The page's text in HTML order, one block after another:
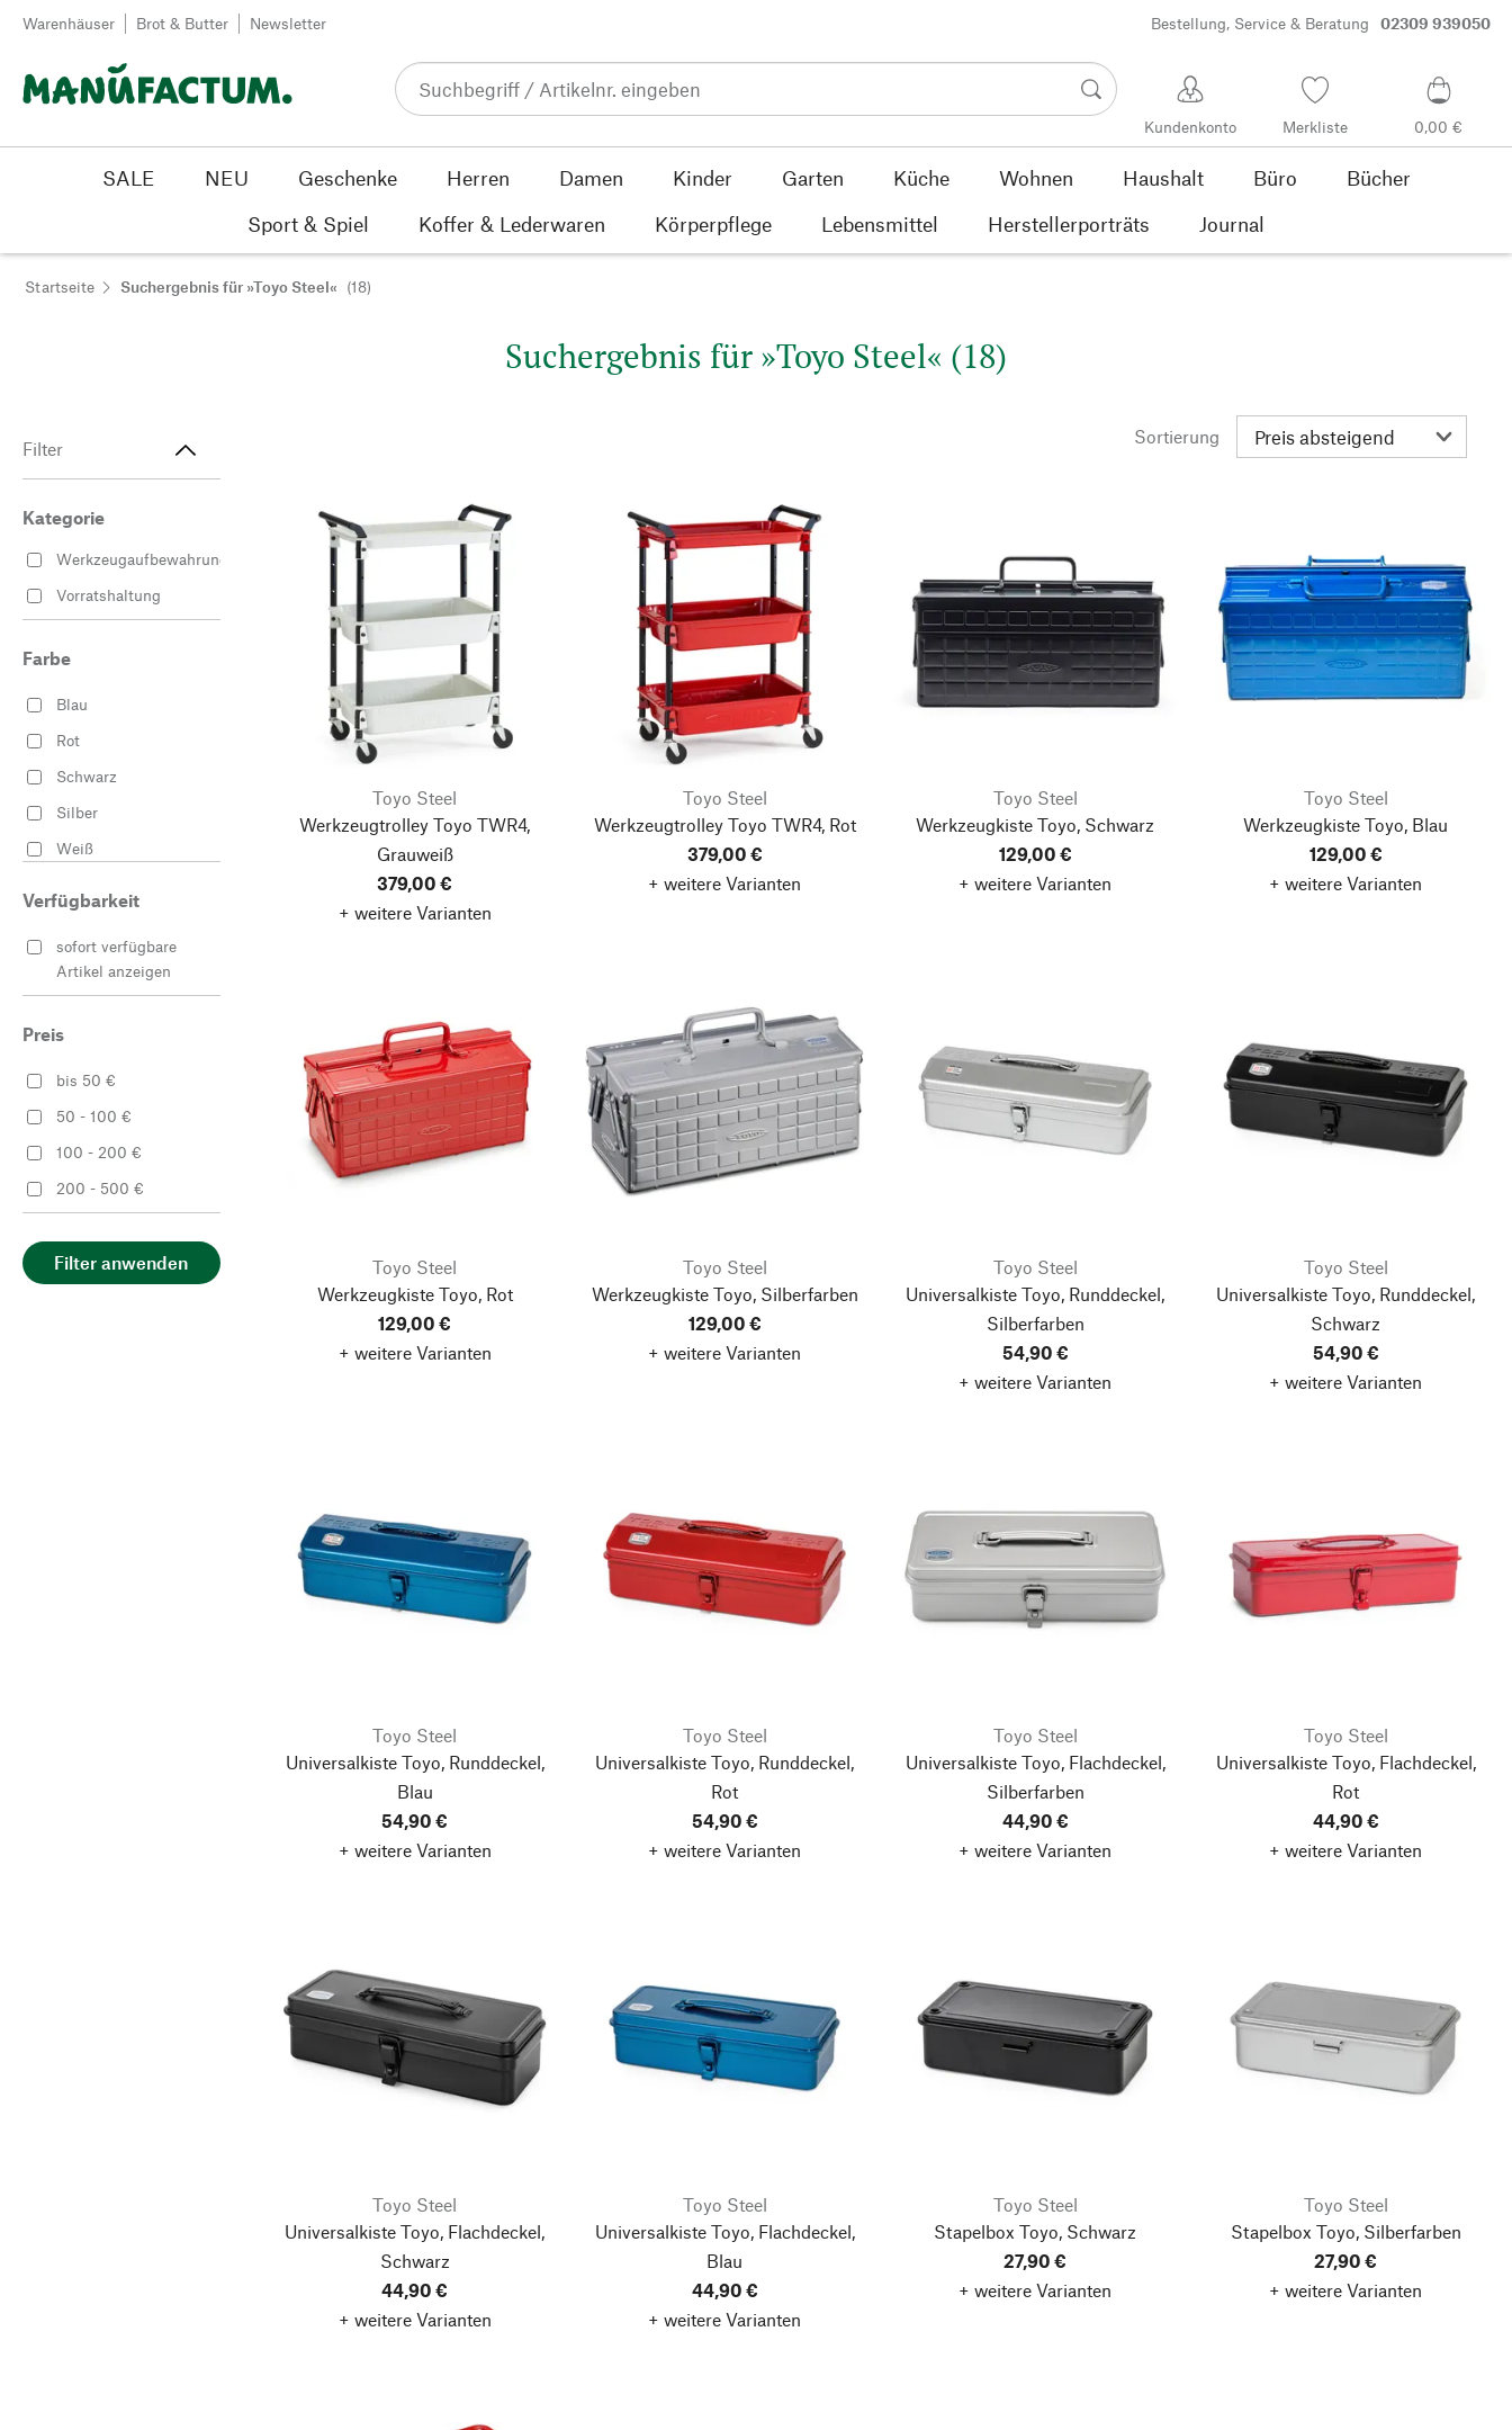
Zum Inhalt springen
Warenhäuser Brot & Butter Newsletter Bestellung, Service & Beratung 02309 939050
Kundenkonto Merkliste 0,00 €
SALE NEU Geschenke Herren Damen Kinder Garten Küche Wohnen Haushalt Büro
Bücher
Sport & Spiel
Koffer & Lederwaren Körperpflege Lebensmittel Herstellerporträts Journal
Startseite Suchergebnis für »Toyo Steel« (18)
Suchergebnis für »Toyo Steel« (18)
Filter
Kategorie
Werkzeugaufbewahrung
Vorratshaltung
Farbe
Blau
Rot
Schwarz
Silber
Weiß
Verfügbarkeit
sofort verfügbare
Artikel anzeigen
Preis
bis 50 €
50 - 100 €
100 - 200 €
200 - 500 €
Filter anwenden
Sortierung
Toyo Steel
Werkzeugtrolley Toyo TWR4,
Grauweiß
379,00 €
+ weitere Varianten
Toyo Steel
Werkzeugtrolley Toyo TWR4, Rot
379,00 €
+ weitere Varianten
Toyo Steel
Werkzeugkiste Toyo, Schwarz
129,00 €
+ weitere Varianten
Toyo Steel
Werkzeugkiste Toyo, Blau
129,00 €
+ weitere Varianten
Toyo Steel
Werkzeugkiste Toyo, Rot
129,00 €
+ weitere Varianten
Toyo Steel
Werkzeugkiste Toyo, Silberfarben
129,00 €
+ weitere Varianten
Toyo Steel
Universalkiste Toyo, Runddeckel,
Silberfarben
54,90 €
+ weitere Varianten
Toyo Steel
Universalkiste Toyo, Runddeckel,
Schwarz
54,90 €
+ weitere Varianten
Toyo Steel
Universalkiste Toyo, Runddeckel,
Blau
54,90 €
+ weitere Varianten
Toyo Steel
Universalkiste Toyo, Runddeckel,
Rot
54,90 €
+ weitere Varianten
Toyo Steel
Universalkiste Toyo, Flachdeckel,
Silberfarben
44,90 €
+ weitere Varianten
Toyo Steel
Universalkiste Toyo, Flachdeckel,
Rot
44,90 €
+ weitere Varianten
Toyo Steel
Universalkiste Toyo, Flachdeckel,
Schwarz
44,90 €
+ weitere Varianten
Toyo Steel
Universalkiste Toyo, Flachdeckel,
Blau
44,90 €
+ weitere Varianten
Toyo Steel
Stapelbox Toyo, Schwarz
27,90 €
+ weitere Varianten
Toyo Steel
Stapelbox Toyo, Silberfarben
27,90 €
+ weitere Varianten